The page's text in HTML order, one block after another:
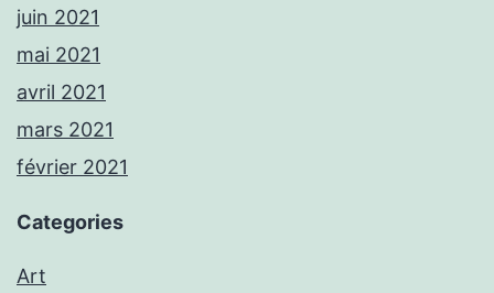
juin 2021
mai 2021
avril 2021
mars 2021
février 2021
Categories
Art